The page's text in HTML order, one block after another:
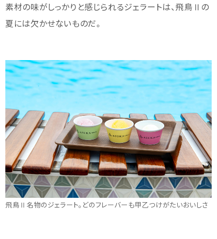
素材の味がしっかりと感じられるジェラートは、飛鳥Ⅱの
夏には欠かせないものだ。
飛鳥Ⅱ名物のジェラート。どのフレーバーも甲乙つけがたいおいしさ